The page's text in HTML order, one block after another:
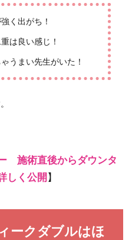
く出がち！
は良い感じ！
うまい先生がいた！
施術直後からダウンタ
しく公開】
ークダブルはほ